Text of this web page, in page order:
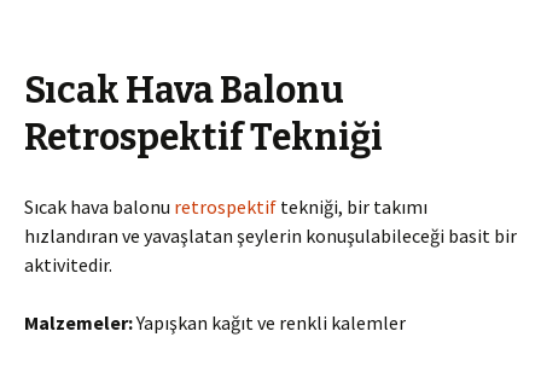
Sıcak Hava Balonu
Retrospektif Tekniği
Sıcak hava balonu retrospektif tekniği, bir takımı
hızlandıran ve yavaşlatan şeylerin konuşulabileceği basit bir
aktivitedir.
Malzemeler:Yapışkan kağıt ve renkli kalemler